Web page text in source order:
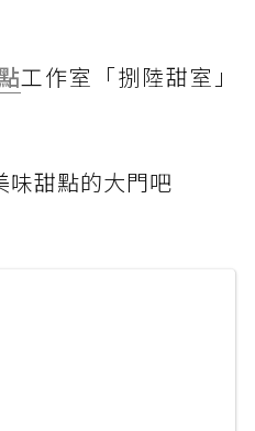
工作室「捌陸甜室」
味甜點的大門吧